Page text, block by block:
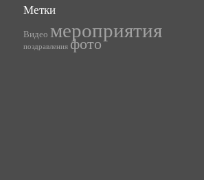
Метки
Видео мероприятия
поздравления фото